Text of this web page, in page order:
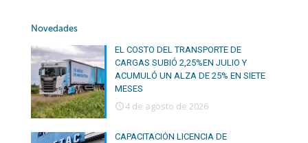
Novedades
EL COSTO DEL TRANSPORTE DE
CARGAS SUBIÓ 2,25%EN JULIO Y
ACUMULÓ UN ALZA DE 25% EN SIETE
MESES
4 de agosto de 2026
CAPACITACIÓN LICENCIA DE